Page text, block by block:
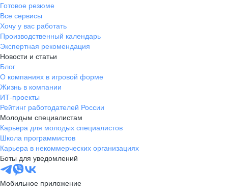
Готовое резюме
Все сервисы
Хочу у вас работать
Производственный календарь
Экспертная рекомендация
Новости и статьи
Блог
О компаниях в игровой форме
Жизнь в компании
ИТ-проекты
Рейтинг работодателей России
Молодым специалистам
Карьера для молодых специалистов
Школа программистов
Карьера в некоммерческих организациях
Боты для уведомлений
Мобильное приложение